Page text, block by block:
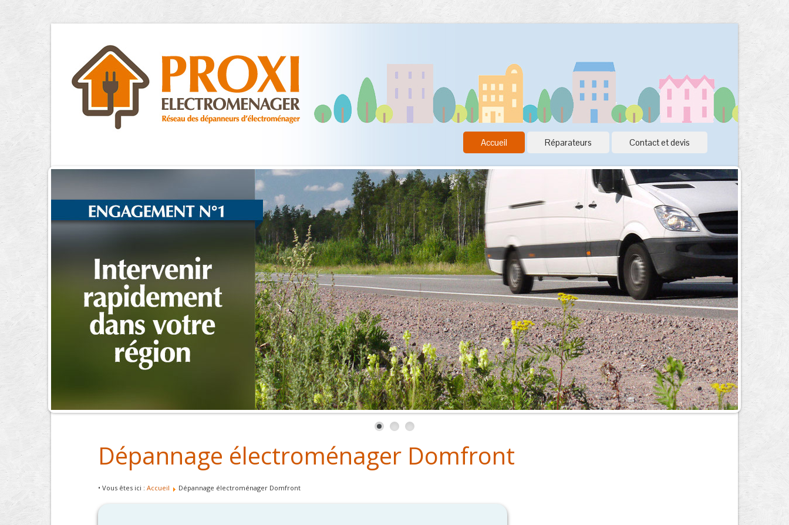
Accueil Réparateurs Contact et devis
Dépannage électroménager Domfront
• Vous êtes ici : Accueil Dépannage électroménager Domfront